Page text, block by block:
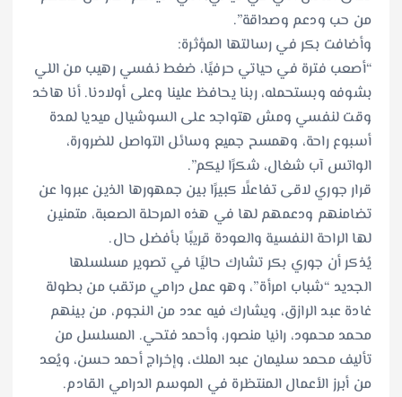
من حب ودعم وصداقة”.
وأضافت بكر في رسالتها المؤثرة:
“أصعب فترة في حياتي حرفيًا، ضغط نفسي رهيب من اللي
بشوفه وبستحمله، ربنا يحافظ علينا وعلى أولادنا. أنا هاخد
وقت لنفسي ومش هتواجد على السوشيال ميديا لمدة
أسبوع راحة، وهمسح جميع وسائل التواصل للضرورة،
الواتس آب شغال، شكرًا ليكم”.
قرار جوري لاقى تفاعلًا كبيرًا بين جمهورها الذين عبروا عن
تضامنهم ودعمهم لها في هذه المرحلة الصعبة، متمنين
لها الراحة النفسية والعودة قريبًا بأفضل حال.
يُذكر أن جوري بكر تشارك حاليًا في تصوير مسلسلها
الجديد “شباب امرأة”، وهو عمل درامي مرتقب من بطولة
غادة عبد الرازق، ويشارك فيه عدد من النجوم، من بينهم
محمد محمود، رانيا منصور، وأحمد فتحي. المسلسل من
تأليف محمد سليمان عبد الملك، وإخراج أحمد حسن، ويُعد
من أبرز الأعمال المنتظرة في الموسم الدرامي القادم.